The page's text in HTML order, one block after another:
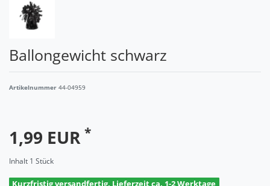
Ballongewicht schwarz
Artikelnummer 44-04959
1,99 EUR *
Inhalt 1 Stück
Kurzfristig versandfertig, Lieferzeit ca. 1-2 Werktage